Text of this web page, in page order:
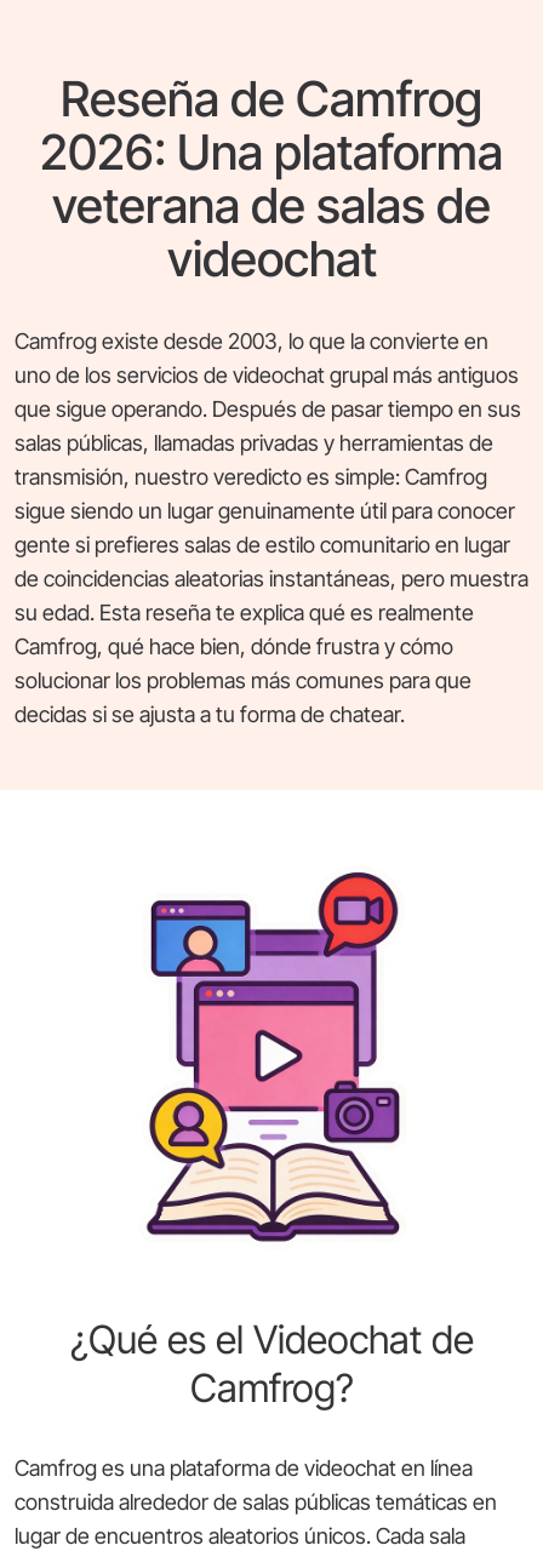
Reseña de Camfrog
2026: Una plataforma
veterana de salas de
videochat
Camfrog existe desde 2003, lo que la convierte en
uno de los servicios de videochat grupal más antiguos
que sigue operando. Después de pasar tiempo en sus
salas públicas, llamadas privadas y herramientas de
transmisión, nuestro veredicto es simple: Camfrog
sigue siendo un lugar genuinamente útil para conocer
gente si prefieres salas de estilo comunitario en lugar
de coincidencias aleatorias instantáneas, pero muestra
su edad. Esta reseña te explica qué es realmente
Camfrog, qué hace bien, dónde frustra y cómo
solucionar los problemas más comunes para que
decidas si se ajusta a tu forma de chatear.
¿Qué es el Videochat de
Camfrog?
Camfrog es una plataforma de videochat en línea
construida alrededor de salas públicas temáticas en
lugar de encuentros aleatorios únicos. Cada sala